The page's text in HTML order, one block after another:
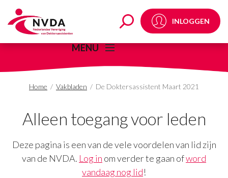
De Doktersassistent
INLOGGEN
MENU
Home / Vakbladen / De Doktersassistent Maart 2021
Alleen toegang voor leden
Deze pagina is een van de vele voordelen van lid zijn
van de NVDA. Log in om verder te gaan ofword
vandaag nog lid!